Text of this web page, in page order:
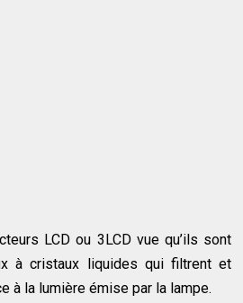
LCD ou 3LCD vue qu’ils sont
à cristaux liquides qui filtrent et
à la lumière émise par la lampe.